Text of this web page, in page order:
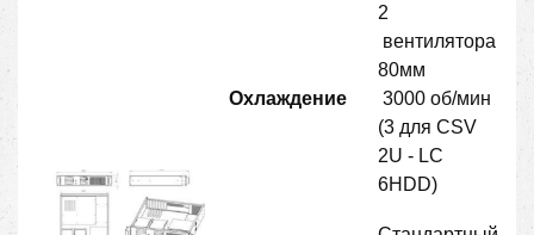
Охлаждение
2
вентилятора
80мм
3000 об/мин
(3 для CSV
2U - LC
6HDD)